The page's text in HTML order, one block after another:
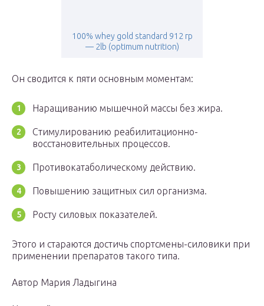
100% whey gold standard 912 гр
— 2lb (optimum nutrition)
Он сводится к пяти основным моментам:
Наращиванию мышечной массы без жира.
Стимулированию реабилитационно-
восстановительных процессов.
Противокатаболическому действию.
Повышению защитных сил организма.
Росту силовых показателей.
Этого и стараются достичь спортсмены-силовики при
применении препаратов такого типа.
Автор Мария Ладыгина